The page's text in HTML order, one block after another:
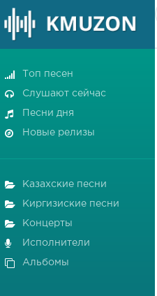
Топ песен
Слушают сейчас
Песни дня
Новые релизы
Казахские песни
Киргизиские песни
Концерты
Исполнители
Альбомы